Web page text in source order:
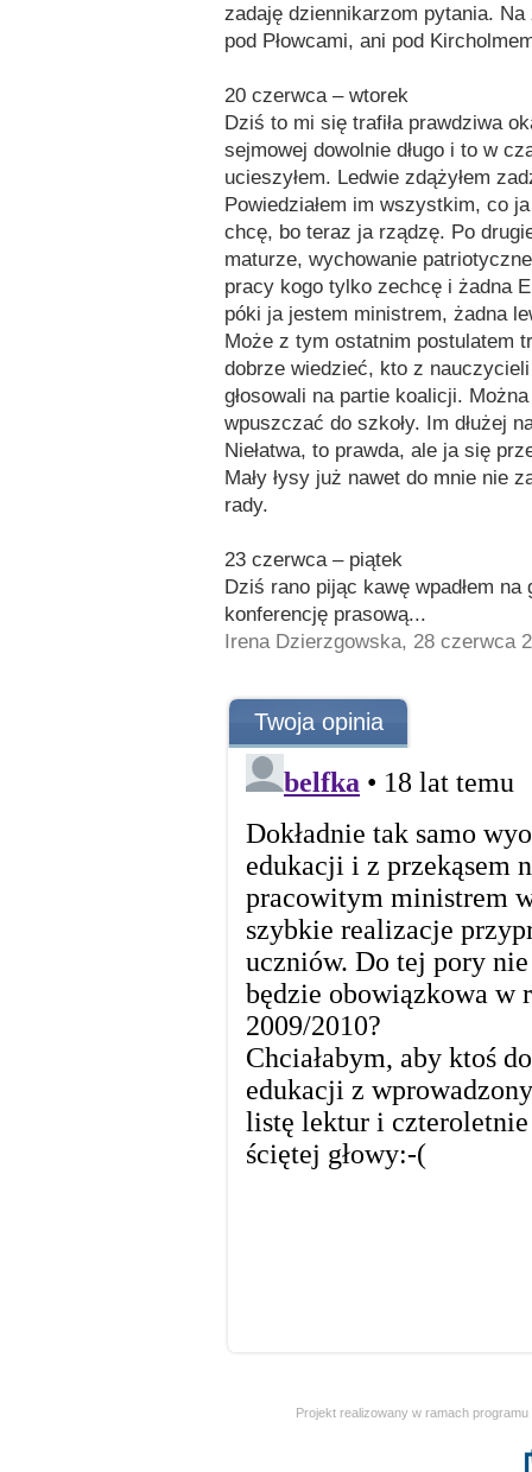
zadaję dziennikarzom pytania.
pod Płowcami, ani pod
20 czerwca – wtorek
Dziś to mi się trafiła prawdziwa
sejmowej dowolnie długo i to w
ucieszyłem. Ledwie zdążyłem
Powiedziałem im wszystkim, co
chcę, bo teraz ja rządzę. Po
maturze, wychowanie
pracy kogo tylko zechcę i żadna
póki ja jestem ministrem, żadna
Może z tym ostatnim postulatem
dobrze wiedzieć, kto z
głosowali na partie koalicji.
wpuszczać do szkoły. Im dłużej
Niełatwa, to prawda, ale ja się
Mały łysy już nawet do mnie nie
rady.
23 czerwca – piątek
Dziś rano pijąc kawę wpadłem na
konferencję prasową...
Irena Dzierzgowska, 28 czerwca
Twoja opinia
Projekt realizowany w ramach